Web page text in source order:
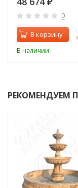
₽
0
В корзину
В наличии
РЕКОМЕНДУЕМ